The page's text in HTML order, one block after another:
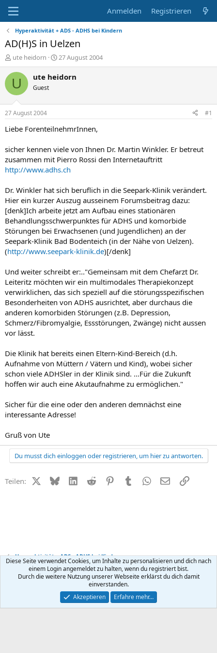
Anmelden Registrieren
Hyperaktivität + ADS - ADHS bei Kindern
AD(H)S in Uelzen
E
r
s
e
r
ute heidorn
E
r
s
t
a
27 August 2004
U ute heidorn
Guest
27 August 2004 #1
Liebe ForenteilnehmrInnen,
sicher kennen viele von Ihnen Dr. Martin Winkler. Er betreut
zusammen mit Pierro Rossi den Internetauftritt
http://www.adhs.ch
Dr. Winkler hat sich beruflich in die Seepark-Klinik verändert.
Hier ein kurzer Auszug ausseinem Forumsbeitrag dazu:
[denk]Ich arbeite jetzt am Aufbau eines stationären
Behandlungsschwerpunktes für ADHS und komorbide
Störungen bei Erwachsenen (und Jugendlichen) an der
Seepark-Klinik Bad Bodenteich (in der Nähe von Uelzen).
(http://www.seepark-klinik.de)[/denk]
Und weiter schreibt er:.."Gemeinsam mit dem Chefarzt Dr.
Leiteritz möchten wir ein multimodales Therapiekonzept
verwirklichen, das sich speziell auf die störungsspezifischen
Besonderheiten von ADHS ausrichtet, aber durchaus die
anderen komorbiden Störungen (z.B. Depression,
Schmerz/Fibromyalgie, Essstörungen, Zwänge) nicht aussen
vor lässt.
Die Klinik hat bereits einen Eltern-Kind-Bereich (d.h.
Aufnahme von Müttern / Vätern und Kind), wobei sicher
schon viele ADHSler in der Klinik sind. …Für die Zukunft
hoffen wir auch eine Akutaufnahme zu ermöglichen."
Sicher für die eine oder den anderen demnächst eine
interessante Adresse!
Gruß von Ute
Du musst dich einloggen oder registrieren, um hier zu antworten.
Teilen: X (Twitter)
BlueskyLinkedIn
Reddit PinterestTumblr WhatsApp
E-MailLink
Hyperaktivität + ADS - ADHS bei Kindern
Kontakt Nutzungsbedingungen Datenschutz Hilfe
R
Community platform by XenForo ® © 2010-2026 XenForo Ltd.
Diese Seite verwendet Cookies, um Inhalte zu personalisieren und dich nach
einem Login angemeldet zu halten, wenn du registriert bist.
Durch die weitere Nutzung unserer Webseite erklärst du dich damit
einverstanden.
Akzeptieren
Erfahre mehr…